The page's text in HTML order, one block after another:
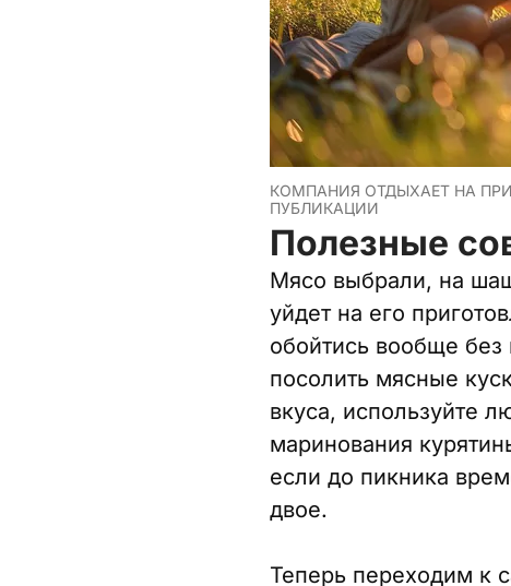
КОМПАНИЯ ОТДЫХАЕТ НА
ПУБЛИКАЦИИ
Полезные
Мясо выбрали, на
уйдет на его
обойтись вообще без
посолить мясные
вкуса, используйте
маринования
если до пикника
двое.
Теперь переходим к